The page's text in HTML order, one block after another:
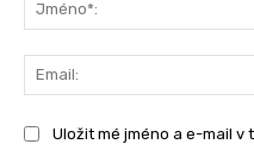
Uložit mé jméno a e-mail